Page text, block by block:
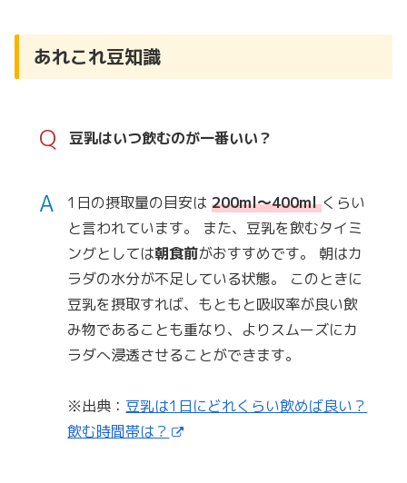
あれこれ豆知識
Q 豆乳はいつ飲むのが一番いい？
A 1日の摂取量の目安は200ml～400ml くらい
と言われています。 また、豆乳を飲むタイミ
ングとしては朝食前がおすすめです。 朝はカ
ラダの水分が不足している状態。 このときに
豆乳を摂取すれば、もともと吸収率が良い飲
み物であることも重なり、よりスムーズにカ
ラダへ浸透させることができます。
※出典： 豆乳は1日にどれくらい飲めば良い？
飲む時間帯は？